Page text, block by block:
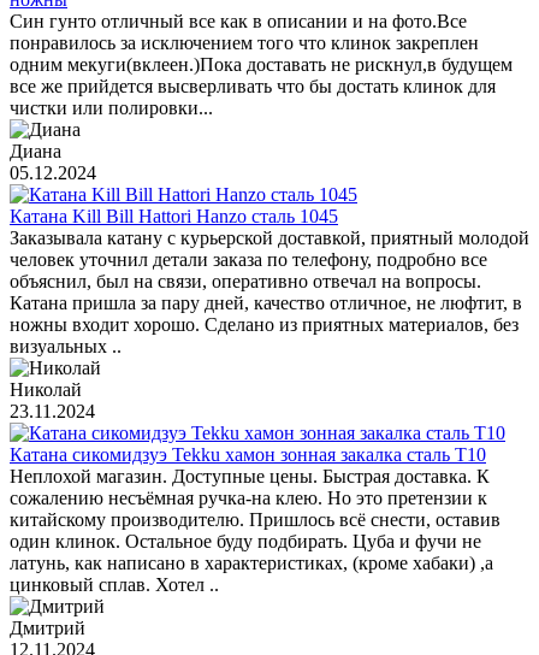
Син гунто отличный все как в описании и на фото.Все
понравилось за исключением того что клинок закреплен
одним мекуги(вклеен.)Пока доставать не рискнул,в будущем
все же прийдется высверливать что бы достать клинок для
чистки или полировки...
Диана
05.12.2024
Катана Kill Bill Hattori Hanzo сталь 1045
Заказывала катану с курьерской доставкой, приятный молодой
человек уточнил детали заказа по телефону, подробно все
объяснил, был на связи, оперативно отвечал на вопросы.
Катана пришла за пару дней, качество отличное, не люфтит, в
ножны входит хорошо. Сделано из приятных материалов, без
визуальных ..
Николай
23.11.2024
Катана сикомидзуэ Tekku хамон зонная закалка сталь T10
Неплохой магазин. Доступные цены. Быстрая доставка. К
сожалению несъёмная ручка-на клею. Но это претензии к
китайскому производителю. Пришлось всё снести, оставив
один клинок. Остальное буду подбирать. Цуба и фучи не
латунь, как написано в характеристиках, (кроме хабаки) ,а
цинковый сплав. Хотел ..
Дмитрий
12.11.2024